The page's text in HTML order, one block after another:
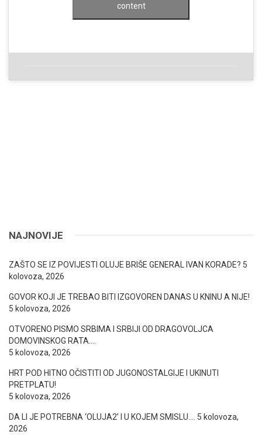
content
NAJNOVIJE
ZAŠTO SE IZ POVIJESTI OLUJE BRIŠE GENERAL IVAN KORADE? 5
kolovoza, 2026
GOVOR KOJI JE TREBAO BITI IZGOVOREN DANAS U KNINU A NIJE!
5 kolovoza, 2026
OTVORENO PISMO SRBIMA I SRBIJI OD DRAGOVOLJCA
DOMOVINSKOG RATA….
5 kolovoza, 2026
HRT POD HITNO OČISTITI OD JUGONOSTALGIJE I UKINUTI
PRETPLATU!
5 kolovoza, 2026
DA LI JE POTREBNA ‘OLUJA2’ I U KOJEM SMISLU….
5 kolovoza,
2026